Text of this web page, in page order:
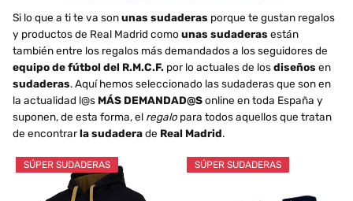
Si lo que a ti te va sonunas sudaderas porque te gustan regalos
y productos de Real Madrid comounas sudaderas están
también entre los regalos más demandados a los seguidores de
equipo de fútbol del R.M.C.F. por lo actuales de losdiseños en
sudaderas. Aquí hemos seleccionado las sudaderas que son en
la actualidad l@s MÁS DEMANDAD@Sonline en toda España y
suponen, de esta forma, el regalopara todos aquellos que tratan
de encontrarla sudaderade Real Madrid.
SÚPER SUDADERAS SÚPER SUDADERAS